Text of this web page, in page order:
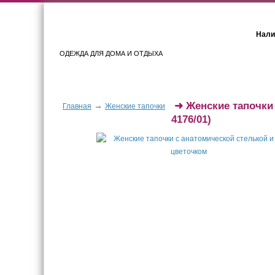
ОДЕЖДА ДЛЯ ДОМА И ОТДЫХА
Главная → Женские тапочки ➜ Женские
4176/01)